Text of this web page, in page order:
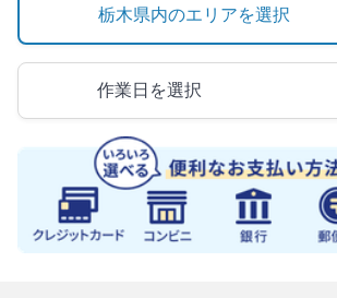
栃木県内のエリアを選択
作業日を選択